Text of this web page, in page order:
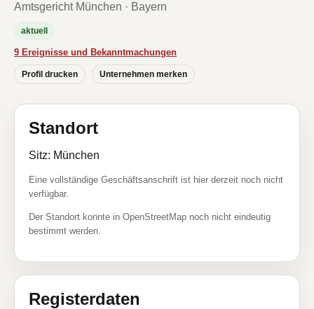
Amtsgericht München · Bayern
aktuell
9 Ereignisse und Bekanntmachungen
Profil drucken Unternehmen merken
Standort
Sitz: München
Eine vollständige Geschäftsanschrift ist hier derzeit noch nicht
verfügbar.
Der Standort konnte in OpenStreetMap noch nicht eindeutig
bestimmt werden.
Registerdaten